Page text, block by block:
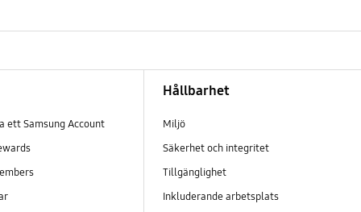
ett Samsung Account
Hållbarhet
Miljö
Säkerhet och integritet
Tillgänglighet
Inkluderande arbetsplats